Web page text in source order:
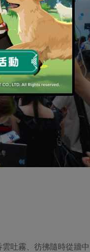
吐霧、彷彿隨時從牆中